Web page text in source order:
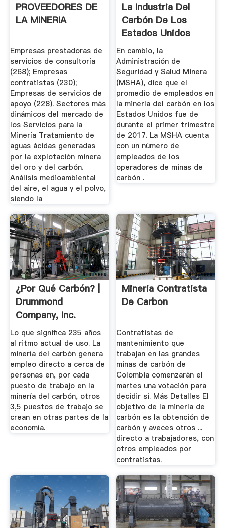
PROVEEDORES DE
LA MINERIA
Empresas prestadoras de
servicios de consultoría
(268); Empresas
contratistas (230);
Empresas de servicios de
apoyo (228). Sectores más
dinámicos del mercado de
los Servicios para la
Minería Tratamiento de
aguas ácidas generadas
por la explotación minera
del oro y del carbón.
Análisis medioambiental
del aire, el agua y el polvo,
siendo la
La Industria Del
Carbón De Los
Estados Unidos
Sigue ...
En cambio, la
Administración de
Seguridad y Salud Minera
(MSHA), dice que el
promedio de empleados en
la minería del carbón en los
Estados Unidos fue de
durante el primer trimestre
de 2017. La MSHA cuenta
con un número de
empleados de los
operadores de minas de
carbón .
¿Por Qué Carbón? |
Drummond
Company, Inc.
Lo que significa 235 años
al ritmo actual de uso. La
minería del carbón genera
empleo directo a cerca de
personas en, por cada
puesto de trabajo en la
minería del carbón, otros
3,5 puestos de trabajo se
crean en otras partes de la
economía.
Mineria Contratista
De Carbon
Contratistas de
mantenimiento que
trabajan en las grandes
minas de carbón de
Colombia comenzarán el
martes una votación para
decidir si. Más Detalles El
objetivo de la minería de
carbón es la obtención de
carbón y aveces otros ...
directo a trabajadores, con
otros empleados por
contratistas.